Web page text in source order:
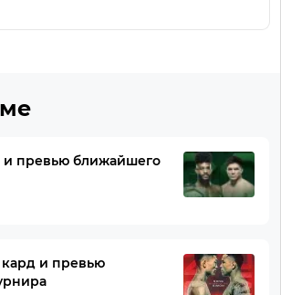
и превью ближайшего
кард и превью